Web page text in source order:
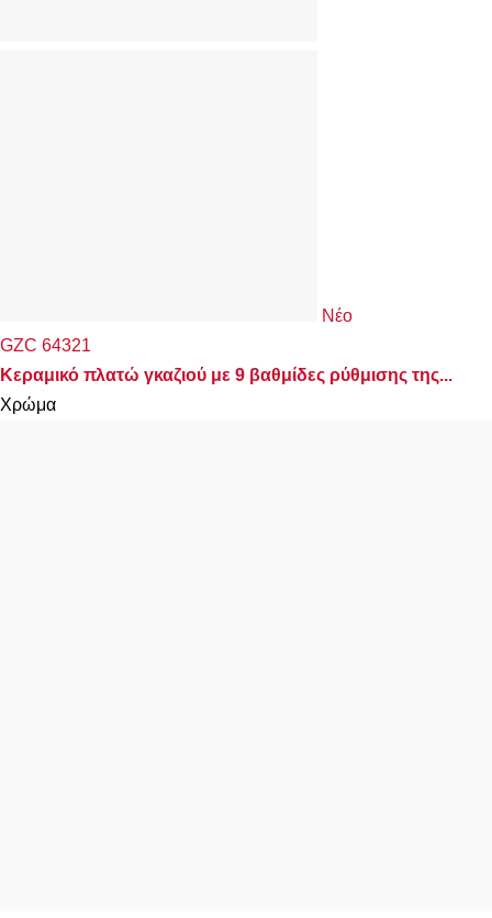
Νέο
GZC 64321
Κεραμικό πλατώ γκαζιού με 9 βαθμίδες ρύθμισης της...
Χρώμα